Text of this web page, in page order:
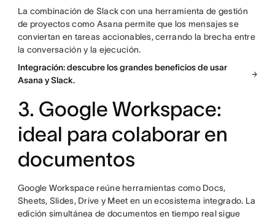
La combinación de Slack con una herramienta de gestión
de proyectos como Asana permite que los mensajes se
conviertan en tareas accionables, cerrando la brecha entre
la conversación y la ejecución.
Integración: descubre los grandes beneficios de usar
Asana y Slack.
3. Google Workspace:
ideal para colaborar en
documentos
Google Workspace reúne herramientas como Docs,
Sheets, Slides, Drive y Meet en un ecosistema integrado. La
edición simultánea de documentos en tiempo real sigue